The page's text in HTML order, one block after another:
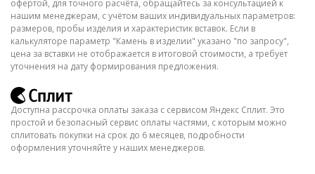
офертой, для точного расчёта, обращайтесь за консультацией к
нашим менеджерам, с учётом ваших индивидуальных параметров:
размеров, пробы изделия и характеристик вставок. Если в
калькуляторе параметр "Камень в изделии" указано "по запросу",
цена за вставки не отображается в итоговой стоимости, а требует
уточнения на дату формирования предложения.
Доступна рассрочка оплаты заказа с сервисом Яндекс Сплит. Это
простой и безопасный сервис оплаты частями, с которым можно
сплитовать покупки на срок до 6 месяцев, подробности
оформления уточняйте у наших менеджеров.